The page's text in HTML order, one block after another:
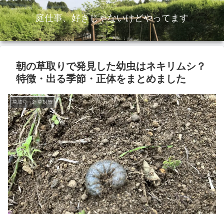
庭仕事、好きじゃないけどやってます
朝の草取りで発見した幼虫はネキリムシ？
特徴・出る季節・正体をまとめました
草取り・雑草対策